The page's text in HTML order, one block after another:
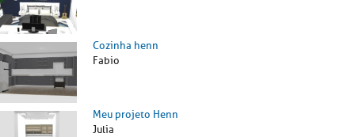
Cozinha henn
Fabio
Meu projeto Henn
Julia